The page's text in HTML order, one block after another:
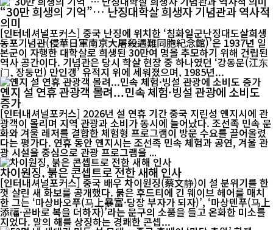
“30만 희생의 기억”… 난징대학살 희생자 기념관과 역사적
의미
[인터네셔널포커스] 중국 난징에 위치한 ‘침화일군난징대도살희생
동포기념관(侵華日軍南京大屠殺遇難同胞紀念館)’은 1937년 일
본군이 자행한 대학살로 희생된 30만여 명을 추모하기 위해 건립된
역사 공간이다. 기념관은 당시 학살 현장 중 하나였던 ‘강동문(江东
门, 장둥먼) 만인갱’ 유적지 위에 세워졌으며, 1985년...
옌지 설 연휴 관광객 몰려...민속 체험·빙설 관광에 소비도
증가
[인터내셔널포커스] 2026년 설 연휴 기간 중국 지린성 옌지시에 관
광객이 몰리며 지역 관광과 소비가 동시에 늘어났다. 조선족 민속 문
화와 겨울 레저를 결합한 체험형 프로그램이 방문 수요를 끌어올렸
다는 평가다. 연휴 동안 옌지시는 조선족 민속 체험과 공연, 겨울 관
광 시설을 중심으로 관광 프로그램을 ...
차이원징, 붉은 콘셉트로 전한 새해 인사
[인터내셔널포커스] 중국 배우 차이원징(蔡文静)이 설 분위기를 한
껏 살린 새 화보를 공개했다. 붉은 후드티에 긴 웨이브 헤어를 매치
한 그는 ‘마상바오푸(马上暴富·당장 부자가 되자)’, ‘마상톈푸(马上
添福·곧바로 복을 더하자)’라는 문구의 소품을 들고 온화한 미소를
지었다. 말의 해를 상징하는 경쾌한 콘셉...